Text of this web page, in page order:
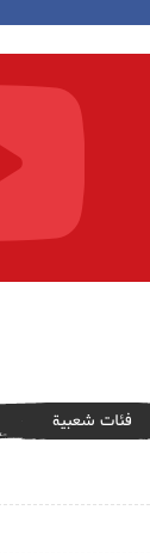
فئات شعبية